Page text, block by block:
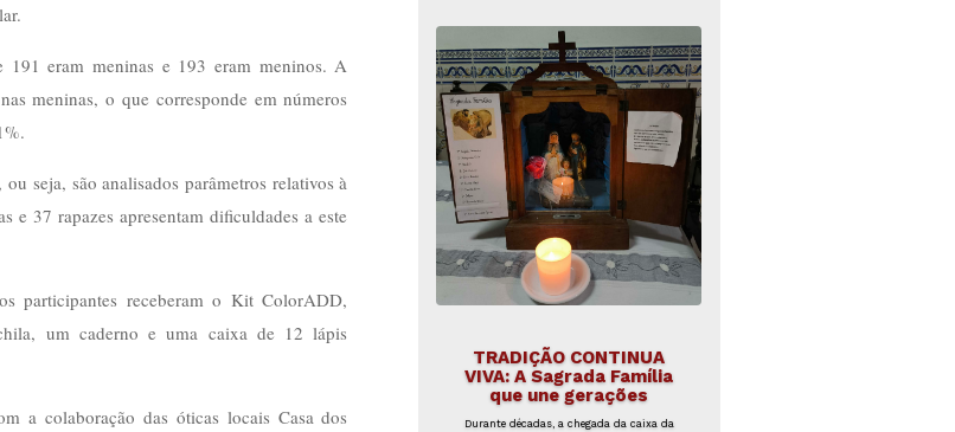
191 eram meninas e 193 eram meninos. A
meninas, o que corresponde em números
seja, são analisados parâmetros relativos à
e 37 rapazes apresentam dificuldades a este
participantes receberam o Kit ColorADD,
um caderno e uma caixa de 12 lápis
a colaboração das óticas locais Casa dos
TRADIÇÃO CONTINUA
VIVA: A Sagrada Família
que une gerações
Durante décadas, a chegada da caixa da